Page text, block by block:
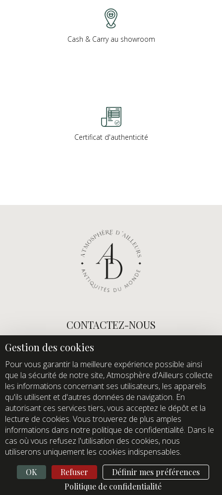
Cash & Carry au showroom
Certificat d'authenticité
CONTACTEZ-NOUS
E-mail :info@atmospheredailleurs.com
Tel :
+33 (0)1 60 12 68 26
Domaine de Quincampoix
Route de Roussigny
91470 Les Molières
France
Showroom ouvert aux professionnels sur rendez-vous
uniquement
© Atmosphère d’Ailleurs - TG Compagnie
Site créé par
Pour vous garantir la meilleure expérience possible ainsi
que la sécurité de notre site, Atmosphère d'Ailleurs collecte
les informations concernant ses utilisateurs, les appareils
qu'ils utilisent et d'autres données de navigation. En
autorisant ces services tiers, vous acceptez le dépôt et la
lecture de cookies. Vous trouverez de plus amples
informations dans notre politique de confidentialité. Dans le
cas où vous refusez l'utilisation des cookies, nous
utiliserons uniquement les cookies indispensables.
OK Refuser
Définir mes préférences
Politique de confidentialité